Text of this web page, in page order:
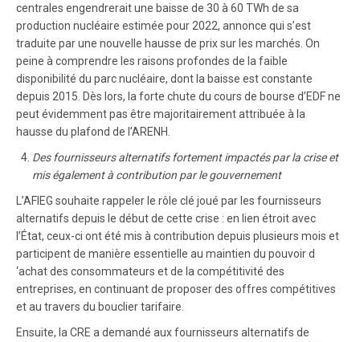
centrales engendrerait une baisse de 30 à 60 TWh de sa
production nucléaire estimée pour 2022, annonce qui s’est
traduite par une nouvelle hausse de prix sur les marchés. On
peine à comprendre les raisons profondes de la faible
disponibilité du parc nucléaire, dont la baisse est constante
depuis 2015. Dès lors, la forte chute du cours de bourse d’EDF ne
peut évidemment pas être majoritairement attribuée à la
hausse du plafond de l’ARENH.
Des fournisseurs alternatifs fortement impactés par la crise et
mis également à contribution par le gouvernement
L’AFIEG souhaite rappeler le rôle clé joué par les fournisseurs
alternatifs depuis le début de cette crise : en lien étroit avec
l’État, ceux-ci ont été mis à contribution depuis plusieurs mois et
participent de manière essentielle au maintien du pouvoir d
‘achat des consommateurs et de la compétitivité des
entreprises, en continuant de proposer des offres compétitives
et au travers du bouclier tarifaire.
Ensuite, la CRE a demandé aux fournisseurs alternatifs de